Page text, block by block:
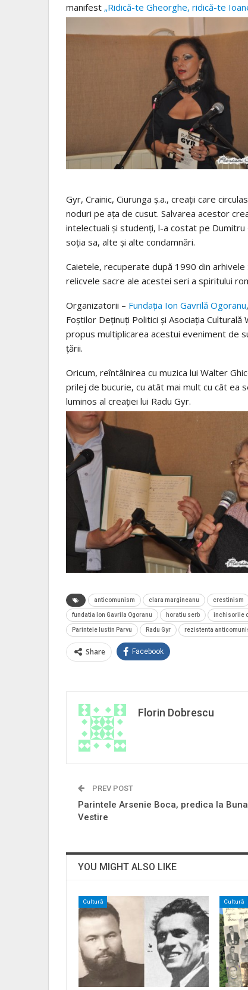
manifest „Ridică-te Gheorghe, ridică-te
Gyr, Crainic, Ciurunga ş.a., creaţii care
noduri pe aţa de cusut. Salvarea acestor
intelectuali şi studenţi, l-a costat pe
soţia sa, alte şi alte condamnări.
Caietele, recuperate după 1990 din
relicvele sacre ale acestei seri a spiritului
Organizatorii – Fundaţia Ion Gavrilă Ogoranu
Foştilor Deţinuţi Politici şi Asociaţia Culturală
propus multiplicarea acestui eveniment de
ţării.
Oricum, reîntâlnirea cu muzica lui Walter
prilej de bucurie, cu atât mai mult cu cât ea
luminos al creaţiei lui Radu Gyr.
anticomunism clara margineanu crestinism
fundatia Ion Gavrila Ogoranu horatiu serb inchisorile
Parintele Iustin Parvu Radu Gyr rezistenta
Share Facebook
Florin Dobrescu
PREV POST
Parintele Arsenie Boca, predica la
Vestire
YOU MIGHT ALSO LIKE
Cultură Cultură